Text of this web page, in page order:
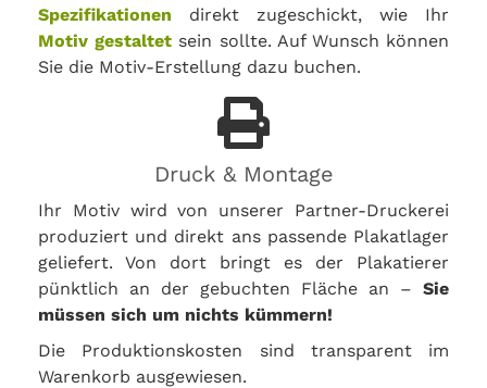
Spezifikationen direkt zugeschickt, wie Ihr
Motiv gestaltet sein sollte. Auf Wunsch können
Sie die Motiv-Erstellung dazu buchen.
Druck & Montage
Ihr Motiv wird von unserer Partner-Druckerei
produziert und direkt ans passende Plakatlager
geliefert. Von dort bringt es der Plakatierer
pünktlich an der gebuchten Fläche an – Sie
müssen sich um nichts kümmern!
Die Produktionskosten sind transparent im
Warenkorb ausgewiesen.